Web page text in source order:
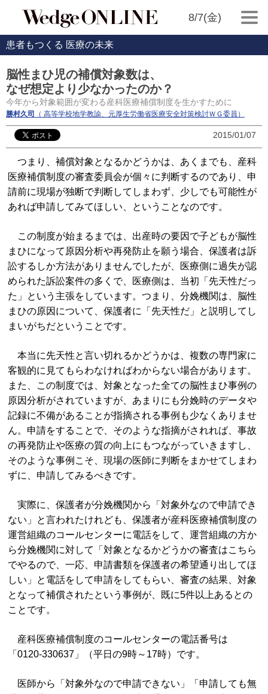
8/7(金)
患者もつくる 医療の未来
脳性まひ児の補償対象数は、
なぜ想定より少なかったのか？
今年から対象範囲が変わる産科医療補償制度を生かすために
勝村久司 （ 高等学校地学教諭、元厚生労働省医療安全対策検討ＷＧ委員）
2015/01/07
つまり、補償対象となるかどうかは、あくまでも、産科
医療補償制度の審査委員会が個々に判断するのであり、申
請前に現場が独断で判断してしまわず、少しでも可能性が
あれば申請してみてほしい、ということなのです。
この制度が始まるまでは、出産時の要因で子どもが脳性
まひになって原因分析や再発防止を願う場合、保護者は訴
訟するしか方法がありませんでしたが、医療側に過失が認
められた訴訟案件の多くで、医療側は、当初「先天性だっ
た」という主張をしています。つまり、分娩機関は、脳性
まひの原因について、保護者に「先天性だ」と説明してし
まいがちだということです。
本当に先天性と言い切れるかどうかは、複数の専門家に
客観的に見てもらわなければわからない場合があります。
また、この制度では、対象となった全ての脳性まひ事例の
原因分析がされていますが、あまりにも分娩時のデータや
記録に不備があることが指摘される事例も少なくありませ
ん。申請をすることで、そのような指摘がされれば、事故
の再発防止や医療の質の向上にもつながっていきますし、
そのような事例こそ、現場の医師に判断をまかせてしまわ
ずに、申請してみるべきです。
実際に、保護者が分娩機関から「対象外なので申請でき
ない」と言われたけれども、保護者が産科医療補償制度の
運営組織のコールセンターに電話をして、運営組織の方か
ら分娩機関に対して「対象となるかどうかの審査はこちら
でやるので、一応、申請書類を保護者の希望通り出してほ
しい」と電話をして申請をしてもらい、審査の結果、対象
となって補償されたという事例が、既に5件以上あるとの
ことです。
産科医療補償制度のコールセンターの電話番号は
「0120-330637」（平日の9時～17時）です。
医師から「対象外なので申請できない」「申請しても無